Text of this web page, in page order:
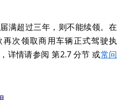
满超过三年，则不能续领。在
再次领取商用车辆正式驾驶执
详情请参阅 第2.7 分节 或常问